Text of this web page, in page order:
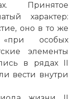
Принятое
характер:
оно в то же
особых
элементы
в рядах II
вести внутри